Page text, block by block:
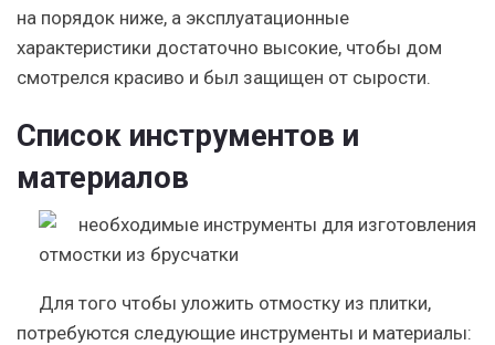
на порядок ниже, а эксплуатационные
характеристики достаточно высокие, чтобы дом
смотрелся красиво и был защищен от сырости.
Список инструментов и
материалов
Для того чтобы уложить отмостку из плитки,
потребуются следующие инструменты и материалы: